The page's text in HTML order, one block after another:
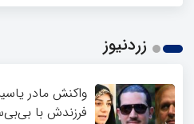
زردنیوز
واکنش مادر
فرزندش با